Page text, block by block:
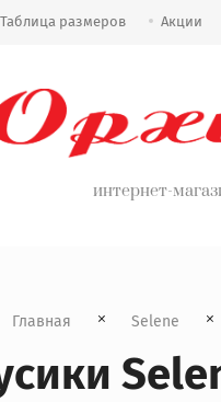
Таблица размеров Акции
интернет-
Главная Selene